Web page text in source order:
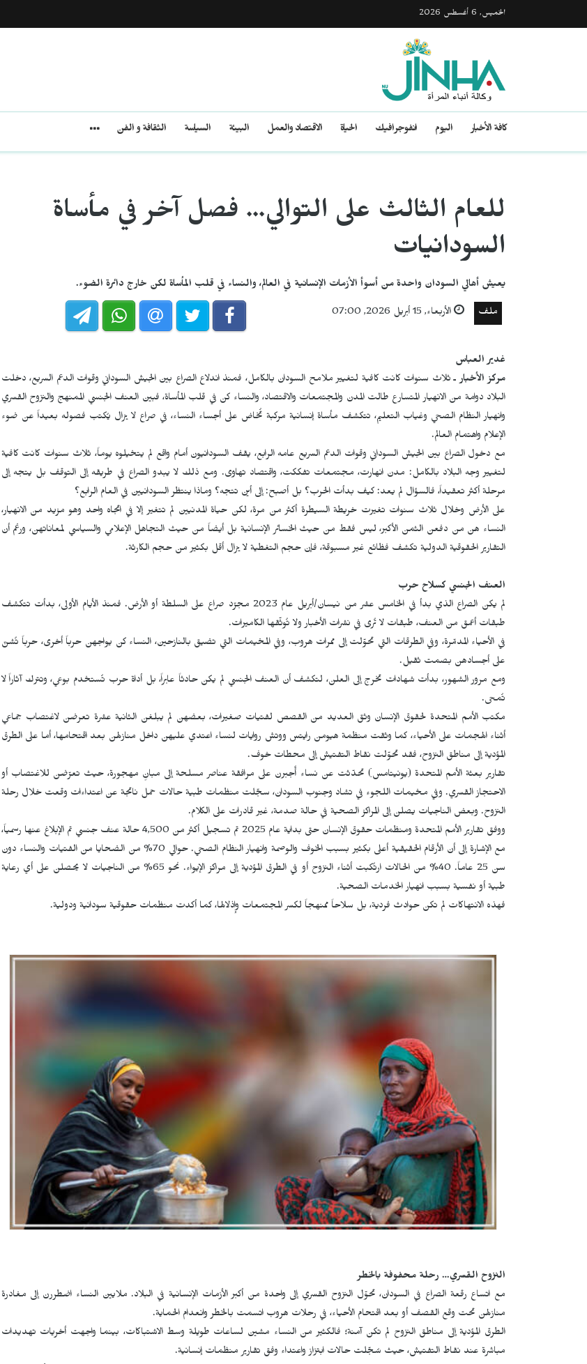
الخميس, 6 أغسطس 2026
كافة الأخبار اليوم انفوجرافيك الحياة الاقتصاد والعمل البيئة السياسة الثقافة و الفن
للعام الثالث على التوالي... فصل آخر في مأساة
السودانيات
يعيش أهالي السودان واحدة من أسوأ الأزمات الإنسانية في العالم، والنساء في قلب المأساة لكن خارج دائرة الضوء.
ملف الأربعاء, 15 أبريل 2026, 07:00
غدير العباس
مركز الأخبار ـ ثلاث سنوات كانت كافية لتغيير ملامح السودان بالكامل، فمنذ اندلاع الصراع بين الجيش السوداني وقوات الدعم السريع، دخلت
البلاد دوامة من الانهيار المتسارع طالت المدن والمجتمعات والاقتصاد، والنساء كن في قلب المأساة، فبين العنف الجنسي الممنهج والنزوح القسري
وانهيار النظام الصحي وغياب التعليم، تتكشف مأساة إنسانية مركبة تُخاض على أجساء النساء، في صراع لا يزال يُكتب فصوله بعيداً عن ضوء
الإعلام واهتمام العالم.
مع دخول الصراع بين الجيش السوداني وقوات الدعم السريع عامه الرابع، يقف السودانيون أمام واقع لم يتخيلوه يوماً، ثلاث سنوات كانت كافية
لتغيير وجه البلاد بالكامل: مدن انهارت، مجتمعات تفككت، واقتصاد تهاوى. ومع ذلك لا يبدو الصراع في طريقه إلى التوقف بل يتجه إلى
مرحلة أكثر تعقيداً، فالسؤال لم يعد: كيف بدأت الحرب؟ بل أصبح: إلى أين تتجه؟ وماذا ينتظر السودانيين في العام الرابع؟
على الأرض وخلال ثلاث سنوات تغيرت خريطة السيطرة أكثر من مرة، لكن حياة المدنيين لم تتغير إلا في اتجاه واحد وهو مزيد من الانهيار،
النساء هن من دفعن الثمن الأكبر، ليس فقط من حيث الخسائر الإنسانية بل أيضاً من حيث التجاهل الإعلامي والسياسي لمعاناتهن، ورغم أن
التقارير الحقوقية الدولية تكشف فظائع غير مسبوقة، فإن حجم التغطية لا يزال أقل بكثير من حجم الكارثة.
العنف الجنسي كسلاح حرب
لم يكن الصراع الذي بدأ في الخامس عشر من نيسان/أبريل عام 2023 مجرّد صراع على السلطة أو الأرض. فمنذ الأيام الأولى، بدأت تتكشف
طبقات أعمق من العنف، طبقات لا تُرى في نشرات الأخبار ولا تُوثّقها الكاميرات.
في الأحياء المدمّرة، وفي الطرقات التي تحوّلت إلى ممرات هروب، وفي المخيمات التي تضيق بالنازحين، النساء كن يواجهن حرباً أخرى، حرباً تُشنّ
على أجسادهن بصمت ثقيل.
ومع مرور الشهور، بدأت شهادات تخرج إلى العلن، لتكشف أن العنف الجنسي لم يكن حادثاً عابراً، بل أداة حرب تُستخدم بوعي، وتترك آثاراً لا
تُمحى.
مكتب الأمم المتحدة لحقوق الإنسان وثق العديد من القصص لفتيات صغيرات، بعضهن لم يبلغن الثانية عشرة تعرضن لاغتصاب جماعي
أثناء الهجمات على الأحياء، كما وثقت منظمة هيومن رايتس ووتش روايات لنساء اعتدي عليهن داخل منازلهن بعد اقتحامها، أما على الطرق
المؤدية إلى مناطق النزوح، فقد تحوّلت نقاط التفتيش إلى محطات خوف.
تقارير بعثة الأمم المتحدة (يونيتامس) تحدّثت عن نساء أُجبرن على مرافقة عناصر مسلحة إلى مبانٍ مهجورة، حيث تعرّضن للاغتصاب أو
الاحتجاز القسري. وفي مخيمات اللجوء في تشاد وجنوب السودان، سجّلت منظمات طبية حالات حمل ناتجة عن اعتداءات وقعت خلال رحلة
النزوح. وبعض الناجيات يصلن إلى المراكز الصحية في حالة صدمة، غير قادرات على الكلام.
ووفق تقارير الأمم المتحدة ومنظمات حقوق الإنسان حتى بداية عام 2025 تم تسجيل أكثر من 4,500 حالة عنف جنسي تم الإبلاغ عنها رسمياً،
مع الإشارة إلى أن الأرقام الحقيقية أعلى بكثير بسبب الخوف والوصمة وانهيار النظام الصحي. حوالي 70% من الضحايا من الفتيات والنساء دون
سن 25 عاماً. 40% من الحالات ارتُكبت أثناء النزوح أو في الطرق المؤدية إلى مراكز الإيواء. نحو 65% من الناجيات لا يحصلن على أي رعاية
طبية أو نفسية بسبب انهيار الخدمات الصحية.
فهذه الانتهاكات لم تكن حوادث فردية، بل سلاحاً ممنهجاً لكسر المجتمعات وإذلالها، كما أكدت منظمات حقوقية سودانية ودولية.
النزوح القسري… رحلة محفوفة بالخطر
مع اتساع رقعة الصراع في السودان، تحوّل النزوح القسري إلى واحدة من أكبر الأزمات الإنسانية في البلاد. ملايين النساء اضطررن إلى مغادرة
منازلهن تحت وقع القصف أو بعد اقتحام الأحياء، في رحلات هروب اتسمت بالخطر وانعدام الحماية.
الطرق المؤدية إلى مناطق النزوح لم تكن آمنة؛ فالكثير من النساء مشين لساعات طويلة وسط الاشتباكات، بينما واجهت أخريات تهديدات
مباشرة عند نقاط التفتيش، حيث سُجّلت حالات ابتزاز واعتداء وفق تقارير منظمات إنسانية.